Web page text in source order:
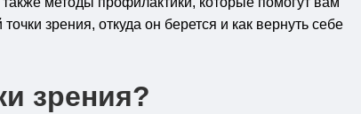
зрения, откуда он берется и как вернуть себе
зрения?